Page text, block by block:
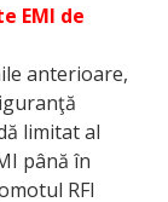
EMI de
anterioare,
limitat al
până în
RFI